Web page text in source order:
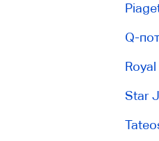
Q-
Star